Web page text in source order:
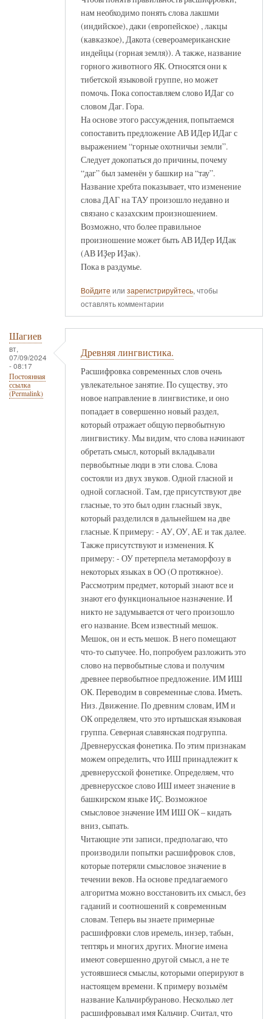
нам необходимо понять слова лакшми
(индийское), даки (европейское) , лакцы
(кавказкое), Дакота (североамериканские
индейцы (горная земля)). А также, название
горного животного ЯК. Относятся они к
тибетской языковой группе, но может
помочь. Пока сопоставляем слово ИДаг со
словом Даг. Гора.
На основе этого рассуждения, попытаемся
сопоставить предложение АВ ИДер ИДаг с
выражением “горные охотничьи земли”.
Следует докопаться до причины, почему
“даг” был заменён у башкир на “тау”.
Название хребта показывает, что изменение
слова ДАГ на ТАУ произошло недавно и
связано с казахским произношением.
Возможно, что более правильное
произношение может быть АВ ИДер ИДак
(АВ ИҘер ИҘак).
Пока в раздумье.
Войдите или зарегистрируйтесь, чтобы
оставлять комментарии
Шагиев
вт,
07/09/2024
- 08:17
Постоянная
ссылка
(Permalink)
Древняя лингвистика.
Расшифровка современных слов очень
увлекательное занятие. По существу, это
новое направление в лингвистике, и оно
попадает в совершенно новый раздел,
который отражает общую первобытную
лингвистику. Мы видим, что слова начинают
обретать смысл, который вкладывали
первобытные люди в эти слова. Слова
состояли из двух звуков. Одной гласной и
одной согласной. Там, где присутствуют две
гласные, то это был один гласный звук,
который разделился в дальнейшем на две
гласные. К примеру: - АУ, ОУ, АЕ и так далее.
Также присутствуют и изменения. К
примеру: - ОУ претерпела метаморфозу в
некоторых языках в ОО (О протяжное).
Рассмотрим предмет, который знают все и
знают его функциональное назначение. И
никто не задумывается от чего произошло
его название. Всем известный мешок.
Мешок, он и есть мешок. В него помещают
что-то сыпучее. Но, попробуем разложить это
слово на первобытные слова и получим
древнее первобытное предложение. ИМ ИШ
ОК. Переводим в современные слова. Иметь.
Низ. Движение. По древним словам, ИМ и
ОК определяем, что это иртышская языковая
группа. Северная славянская подгруппа.
Древнерусская фонетика. По этим признакам
можем определить, что ИШ принадлежит к
древнерусской фонетике. Определяем, что
древнерусское слово ИШ имеет значение в
башкирском языке ИҪ. Возможное
смысловое значение ИМ ИШ ОК – кидать
вниз, сыпать.
Читающие эти записи, предполагаю, что
производили попытки расшифровок слов,
которые потеряли смысловое значение в
течении веков. На основе предлагаемого
алгоритма можно восстановить их смысл, без
гаданий и соотношений к современным
словам. Теперь вы знаете примерные
расшифровки слов иремель, инзер, табын,
тептярь и многих других. Многие имена
имеют совершенно другой смысл, а не те
устоявшиеся смыслы, которыми оперируют в
настоящем времени. К примеру возьмём
название Кальчирбураново. Несколько лет
расшифровывал имя Кальчир. Считал, что